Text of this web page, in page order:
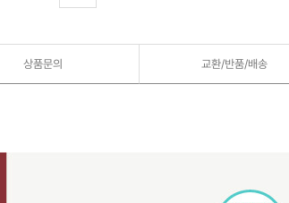
상품문의 교환/반품/배송